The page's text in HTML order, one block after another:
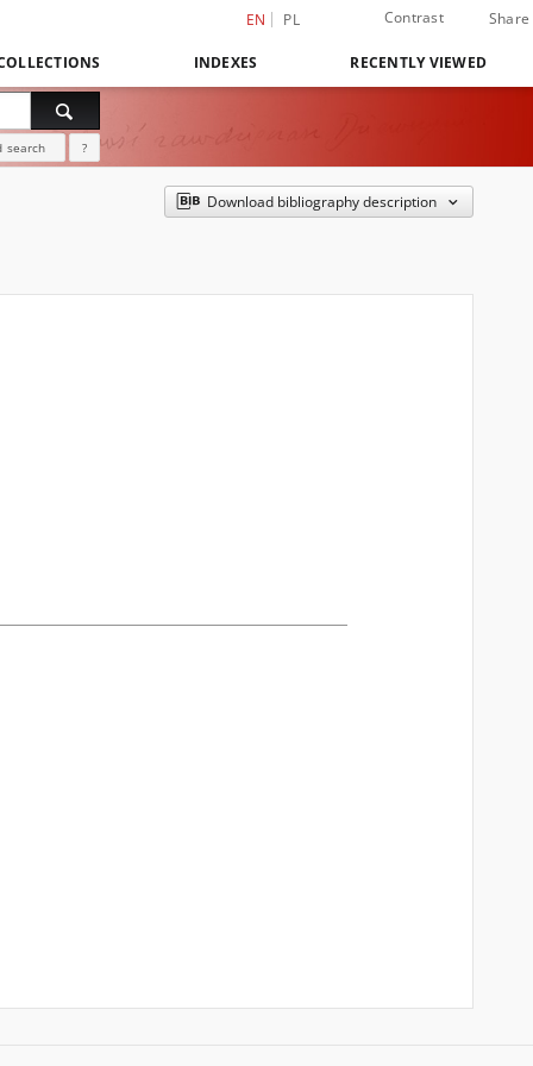
EN PL Contrast Share
INDEXES RECENTLY VIEWED
search ?
Download bibliography description